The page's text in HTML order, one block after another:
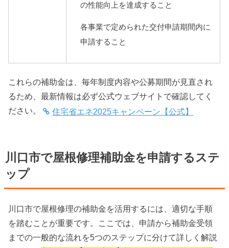
の性能向上を達成すること
各事業で定められた交付申請期間内に
申請すること
これらの補助金は、毎年制度内容や公募期間が見直され
るため、最新情報は必ず公式ウェブサイトで確認してく
ださい。
住宅省エネ2025キャンペーン【公式】
川口市で屋根修理補助金を申請するステ
ップ
川口市で屋根修理の補助金を活用するには、適切な手順
を踏むことが重要です。ここでは、申請から補助金受領
までの一般的な流れを5つのステップに分けて詳しく解説